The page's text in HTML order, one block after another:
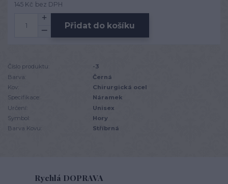
145 Kč bez DPH
Přidat do košíku
Číslo produktu:
-3
Barva:
Černá
Kov:
Chirurgická ocel
Specifikace:
Náramek
Určení:
Unisex
Symbol:
Hory
Barva Kovu:
Stříbrná
Rychlá DOPRAVA